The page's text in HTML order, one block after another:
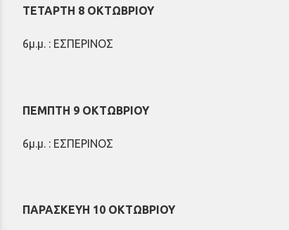
ΤΕΤΑΡΤΗ 8 ΟΚΤΩΒΡΙΟΥ
6μ.μ. : ΕΣΠΕΡΙΝΟΣ
ΠΕΜΠΤΗ 9 ΟΚΤΩΒΡΙΟΥ
6μ.μ. : EΣΠΕΡΙΝΟΣ
ΠΑΡΑΣΚΕΥΗ 10 ΟΚΤΩΒΡΙΟΥ